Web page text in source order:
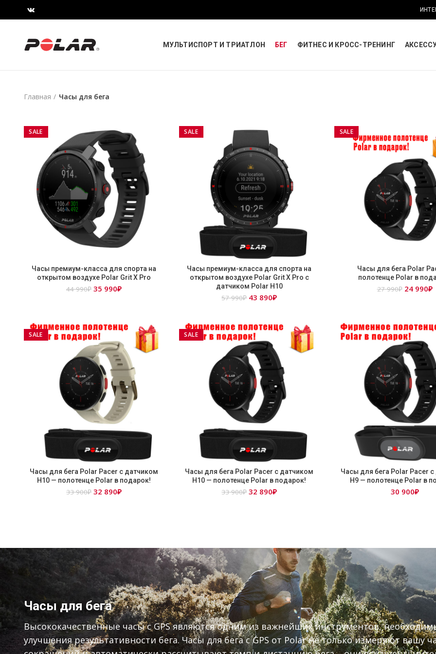
МУЛЬТИСПОРТ И ТРИАТЛОН БЕГ ФИТНЕС И КРОСС-ТРЕНИНГ
Главная Часы для бега
SALE
Часы премиум-класса для спорта на
открытом воздухе Polar Grit X Pro
44 990₽ Первоначальная
990₽.
35 990₽Текущая
SALE
Часы премиум-класса для спорта на
открытом воздухе Polar Grit X Pro c
датчиком Polar H10
57 990₽ Первоначальная
57
990₽.
43 890₽Текущая
890₽.
SALE
Часы для бега Polar
полотенце Polar в
27 990₽
990₽.
24 990₽
SALE
Часы для бега Polar Pacer с датчиком
Н10 — полотенце Polar в подарок!
33 900₽ Первоначальная
32 890₽Текущая
SALE
Часы для бега Polar Pacer с датчиком
Н10 — полотенце Polar в подарок!
33 900₽ Первоначальная
32 890₽Текущая
Часы для бега Polar Pacer
Н9 — полотенце Polar в
30 900₽
Часы для бега
Высококачественные часы с GPS являются одним из важнейших инструментов,
улучшения результативности бега. Часы для бега с GPS от Polar не только измеряют вашу